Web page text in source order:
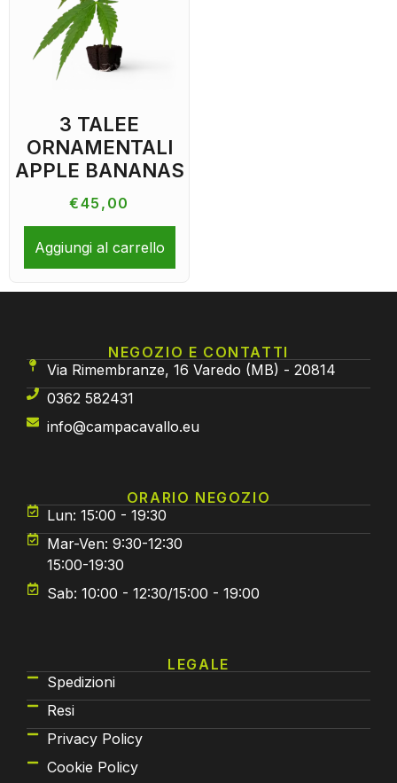
3 TALEE
ORNAMENTALI
APPLE BANANAS
€45,00
Aggiungi al carrello
NEGOZIO E CONTATTI
Via Rimembranze, 16 Varedo (MB) - 20814
0362 582431
info@campacavallo.eu
ORARIO NEGOZIO
Lun: 15:00 - 19:30
Mar-Ven: 9:30-12:30
15:00-19:30
Sab: 10:00 - 12:30/15:00 - 19:00
LEGALE
Spedizioni
Resi
Privacy Policy
Cookie Policy